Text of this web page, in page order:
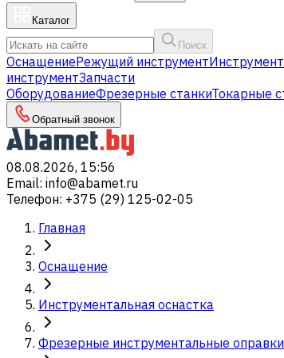
Каталог
Поиск
ОснащениеРежущий инструмент
инструментЗапчасти
ОборудованиеФрезерные станкиТокарные
Обратный звонок
08.08.2026, 15:56
Email: info@abamet.ru
Телефон: +375 (29) 125-02-05
Главная
Оснащение
Инструментальная оснастка
Фрезерные инструментальные оправки